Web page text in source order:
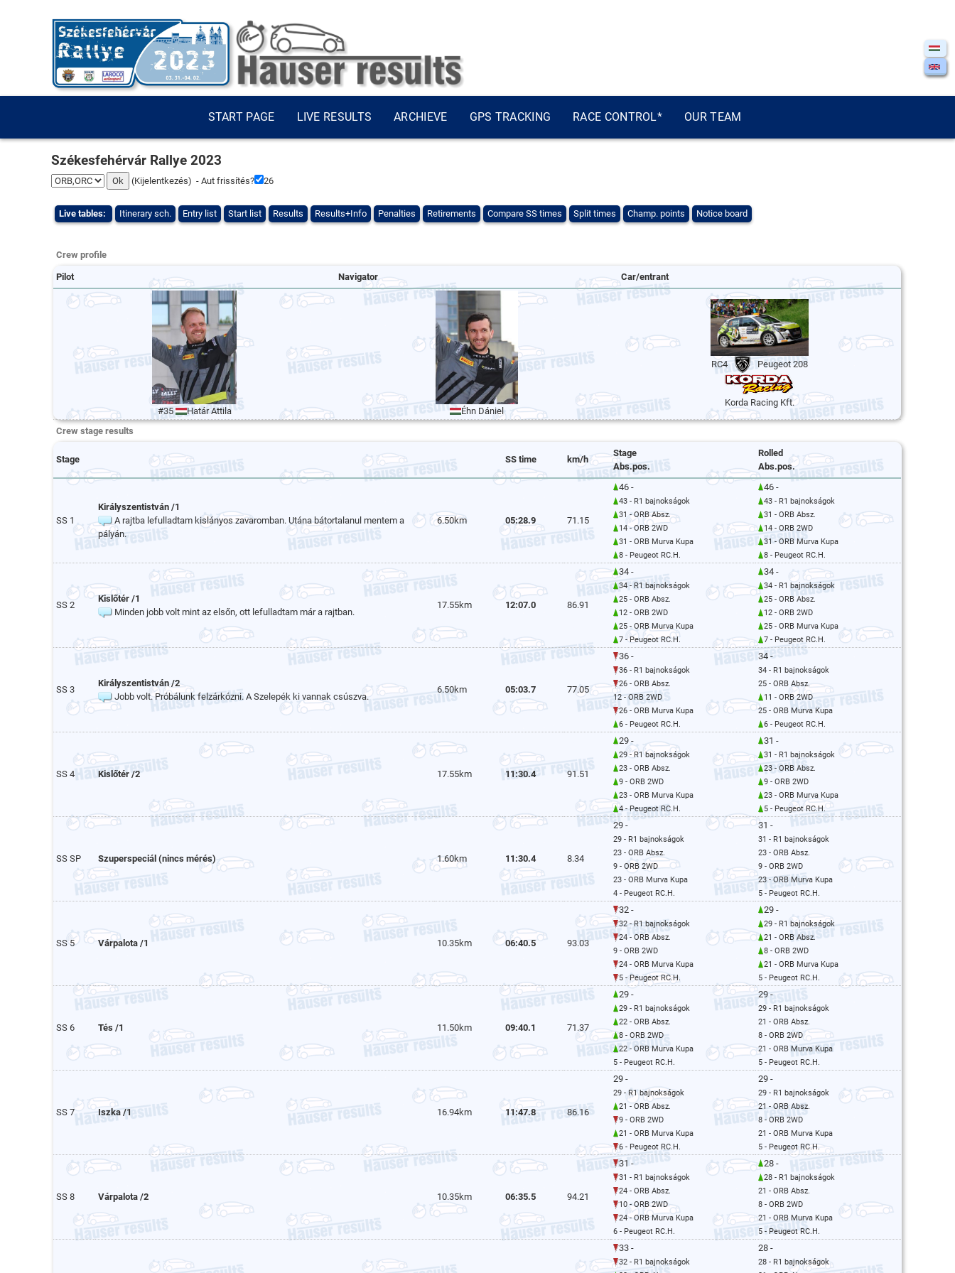
START PAGE LIVE RESULTS ARCHIEVE GPS TRACKING RACE CONTROL* OUR TEAM
Székesfehérvár Rallye 2023
(Kijelentkezés) - Aut frissítés? 25
Live tables: Itinerary sch. Entry list Start list Results Results+Info Penalties Retirements Compare SS times Split times Champ. points Notice board
Crew profile
Pilot Navigator Car/entrant
#35 Határ Attila Éhn Dániel
RC4 Peugeot 208
Korda Racing Kft.
Crew stage results
Stage SS time km/h
Stage
Abs.pos.
Rolled
Abs.pos.
SS 1
Királyszentistván /1
A rajtba lefulladtam kislányos zavaromban. Utána bátortalanul mentem a
pályán.
6.50km 05:28.9 71.15
46 -
43 - R1 bajnokságok
31 - ORB Absz.
14 - ORB 2WD
31 - ORB Murva Kupa
8 - Peugeot RC.H.
46 -
43 - R1 bajnokságok
31 - ORB Absz.
14 - ORB 2WD
31 - ORB Murva Kupa
8 - Peugeot RC.H.
SS 2
Kislőtér /1
Minden jobb volt mint az elsőn, ott lefulladtam már a rajtban.
17.55km 12:07.0 86.91
34 -
34 - R1 bajnokságok
25 - ORB Absz.
12 - ORB 2WD
25 - ORB Murva Kupa
7 - Peugeot RC.H.
34 -
34 - R1 bajnokságok
25 - ORB Absz.
12 - ORB 2WD
25 - ORB Murva Kupa
7 - Peugeot RC.H.
SS 3
Királyszentistván /2
Jobb volt. Próbálunk felzárkózni. A Szelepék ki vannak csúszva.
6.50km 05:03.7 77.05
36 -
36 - R1 bajnokságok
26 - ORB Absz.
12 - ORB 2WD
26 - ORB Murva Kupa
6 - Peugeot RC.H.
34 -
34 - R1 bajnokságok
25 - ORB Absz.
11 - ORB 2WD
25 - ORB Murva Kupa
6 - Peugeot RC.H.
SS 4 Kislőtér /2 17.55km 11:30.4 91.51
29 -
29 - R1 bajnokságok
23 - ORB Absz.
9 - ORB 2WD
23 - ORB Murva Kupa
4 - Peugeot RC.H.
31 -
31 - R1 bajnokságok
23 - ORB Absz.
9 - ORB 2WD
23 - ORB Murva Kupa
5 - Peugeot RC.H.
SS SP Szuperspeciál (nincs mérés) 1.60km 11:30.4 8.34
29 -
29 - R1 bajnokságok
23 - ORB Absz.
9 - ORB 2WD
23 - ORB Murva Kupa
4 - Peugeot RC.H.
31 -
31 - R1 bajnokságok
23 - ORB Absz.
9 - ORB 2WD
23 - ORB Murva Kupa
5 - Peugeot RC.H.
SS 5 Várpalota /1 10.35km 06:40.5 93.03
32 -
32 - R1 bajnokságok
24 - ORB Absz.
9 - ORB 2WD
24 - ORB Murva Kupa
5 - Peugeot RC.H.
29 -
29 - R1 bajnokságok
21 - ORB Absz.
8 - ORB 2WD
21 - ORB Murva Kupa
5 - Peugeot RC.H.
SS 6 Tés /1 11.50km 09:40.1 71.37
29 -
29 - R1 bajnokságok
22 - ORB Absz.
8 - ORB 2WD
22 - ORB Murva Kupa
5 - Peugeot RC.H.
29 -
29 - R1 bajnokságok
21 - ORB Absz.
8 - ORB 2WD
21 - ORB Murva Kupa
5 - Peugeot RC.H.
SS 7 Iszka /1 16.94km 11:47.8 86.16
29 -
29 - R1 bajnokságok
21 - ORB Absz.
9 - ORB 2WD
21 - ORB Murva Kupa
6 - Peugeot RC.H.
29 -
29 - R1 bajnokságok
21 - ORB Absz.
8 - ORB 2WD
21 - ORB Murva Kupa
5 - Peugeot RC.H.
SS 8 Várpalota /2 10.35km 06:35.5 94.21
31 -
31 - R1 bajnokságok
24 - ORB Absz.
10 - ORB 2WD
24 - ORB Murva Kupa
6 - Peugeot RC.H.
28 -
28 - R1 bajnokságok
21 - ORB Absz.
8 - ORB 2WD
21 - ORB Murva Kupa
5 - Peugeot RC.H.
33 -
32 - R1 bajnokságok
28 -
28 - R1 bajnokságok